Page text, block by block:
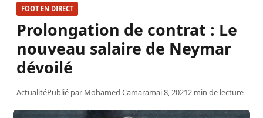
FOOT EN DIRECT
Prolongation de contrat : Le
nouveau salaire de Neymar
dévoilé
ActualitéPublié par Mohamed Camaramai 8, 20212 min de lecture